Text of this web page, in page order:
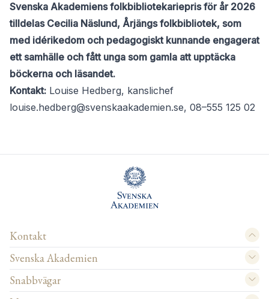
Svenska Akademiens folkbibliotekariepris för år 2026
tilldelas Cecilia Näslund, Årjängs folkbibliotek, som
med idérikedom och pedagogiskt kunnande engagerat
ett samhälle och fått unga som gamla att upptäcka
böckerna och läsandet.
Kontakt: Louise Hedberg, kanslichef
louise.hedberg@svenskaakademien.se, 08–555 125 02
Kontakt
Svenska Akademien
Snabbvägar